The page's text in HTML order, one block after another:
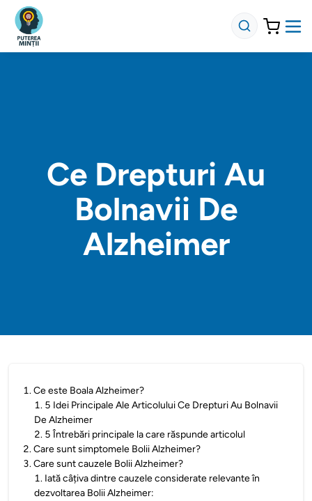
Ce Drepturi Au
Bolnavii De
Alzheimer
1.Ce este Boala Alzheimer?
1. 5 Idei Principale Ale Articolului Ce Drepturi Au Bolnavii
De Alzheimer
2. 5 Întrebări principale la care răspunde articolul
2.Care sunt simptomele Bolii Alzheimer?
3.Care sunt cauzele Bolii Alzheimer?
1. Iată câțiva dintre cauzele considerate relevante în
dezvoltarea Bolii Alzheimer: